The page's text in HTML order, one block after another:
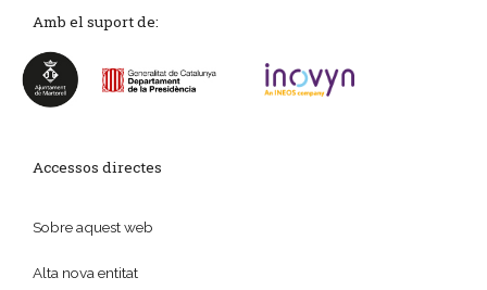
Amb el suport de:
Accessos directes
Sobre aquest web
Alta nova entitat